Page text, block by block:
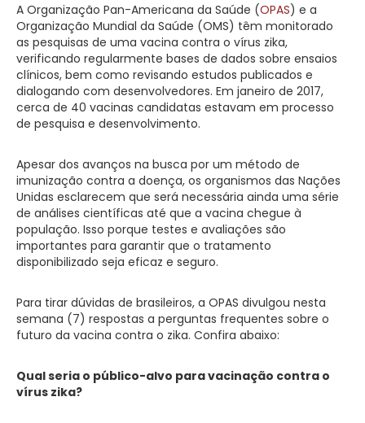
A Organização Pan-Americana da Saúde (OPAS) e a
Organização Mundial da Saúde (OMS) têm monitorado
as pesquisas de uma vacina contra o vírus zika,
verificando regularmente bases de dados sobre ensaios
clínicos, bem como revisando estudos publicados e
dialogando com desenvolvedores. Em janeiro de 2017,
cerca de 40 vacinas candidatas estavam em processo
de pesquisa e desenvolvimento.
Apesar dos avanços na busca por um método de
imunização contra a doença, os organismos das Nações
Unidas esclarecem que será necessária ainda uma série
de análises científicas até que a vacina chegue à
população. Isso porque testes e avaliações são
importantes para garantir que o tratamento
disponibilizado seja eficaz e seguro.
Para tirar dúvidas de brasileiros, a OPAS divulgou nesta
semana (7) respostas a perguntas frequentes sobre o
futuro da vacina contra o zika. Confira abaixo:
Qual seria o público-alvo para vacinação contra o
vírus zika?